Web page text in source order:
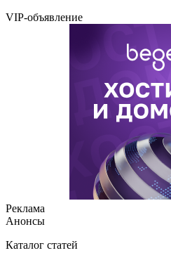
VIP-объявление
Реклама
Анонсы
Каталог статей